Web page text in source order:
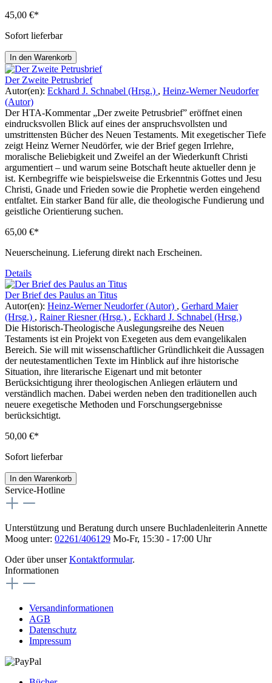
45,00 €*
Sofort lieferbar
In den Warenkorb
Der Zweite Petrusbrief
Autor(en): Eckhard J. Schnabel (Hrsg.) , Heinz-Werner Neudorfer
(Autor)
Der HTA-Kommentar „Der zweite Petrusbrief” eröffnet einen
eindrucksvollen Blick auf eines der anspruchsvollsten und
umstrittensten Bücher des Neuen Testaments. Mit exegetischer Tiefe
zeigt Heinz Werner Neudörfer, wie der Brief gegen Irrlehre,
moralische Beliebigkeit und Zweifel an der Wiederkunft Christi
argumentiert – und warum seine Botschaft heute aktueller denn je
ist. Kernbegriffe wie beispielsweise die Erkenntnis Gottes und Jesu
Christi, Gnade und Frieden sowie die Prophetie werden eingehend
entfaltet. Ein starker Band für alle, die theologische Fundierung und
geistliche Orientierung suchen.
65,00 €*
Neuerscheinung. Lieferung direkt nach Erscheinen.
Details
Der Brief des Paulus an Titus
Autor(en): Heinz-Werner Neudorfer (Autor) , Gerhard Maier
(Hrsg.) , Rainer Riesner (Hrsg.) , Eckhard J. Schnabel (Hrsg.)
Die Historisch-Theologische Auslegungsreihe des Neuen
Testaments ist ein Projekt von Exegeten aus dem evangelikalen
Bereich. Sie will mit wissenschaftlicher Gründlichkeit die Aussagen
der neutestamentlichen Texte im Hinblick auf ihre historische
Situation, ihre literarische Eigenart und mit betonter
Berücksichtigung ihrer theologischen Anliegen erläutern und
verständlich machen. Dabei werden neben den traditionellen auch
neuere exegetische Methoden und Forschungsergebnisse
berücksichtigt.
50,00 €*
Sofort lieferbar
In den Warenkorb
Service-Hotline
Unterstützung und Beratung durch unsere Buchladenleiterin Annette
Moog unter: 02261/406129 Mo-Fr, 15:30 - 17:00 Uhr
Oder über unserKontaktformular.
Informationen
Versandinformationen
AGB
Datenschutz
Impressum